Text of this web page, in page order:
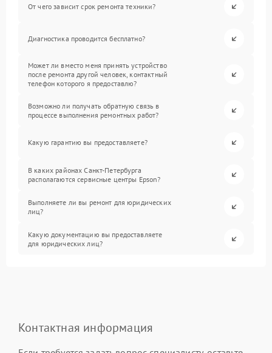
От чего зависит срок ремонта техники?
Диагностика проводится бесплатно?
Может ли вместо меня принять устройство
после ремонта другой человек, контактный
телефон которого я предоставлю?
Возможно ли получать обратную связь в
процессе выполнения ремонтных работ?
Какую гарантию вы предоставляете?
В каких районах Санкт-Петербурга
располагаются сервисные центры Epson?
Выполняете ли вы ремонт для юридических
лиц?
Какую документацию вы предоставляете
для юридических лиц?
Контактная информация